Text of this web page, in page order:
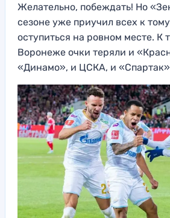
Желательно, побеждать! Но
сезоне уже приучил всех к
оступиться на ровном месте. К
Воронеже очки теряли и
«Динамо», и ЦСКА, и